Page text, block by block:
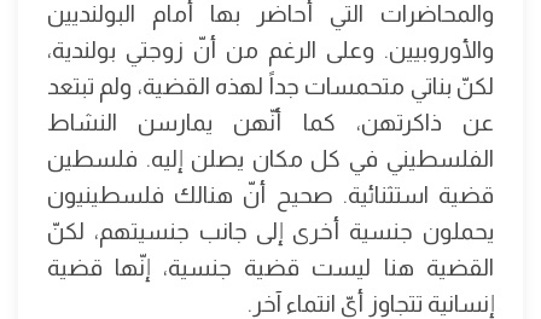
والمحاضرات التي أحاضر بها أمام البولنديين
والأوروبيين. وعلى الرغم من أنّ زوجتي بولندية،
لكنّ بناتي متحمسات جداً لهذه القضية، ولم تبتعد
عن ذاكرتهن، كما أنّهن يمارسن النشاط
الفلسطيني في كل مكان يصلن إليه. فلسطين
قضية استثنائية. صحيح أنّ هنالك فلسطينيون
يحملون جنسية أخرى إلى جانب جنسيتهم، لكنّ
القضية هنا ليست قضية جنسية، إنّها قضية
إنسانية تتجاوز أيّ انتماء آخر.